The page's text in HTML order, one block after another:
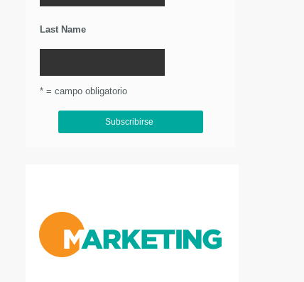
Last Name
* = campo obligatorio